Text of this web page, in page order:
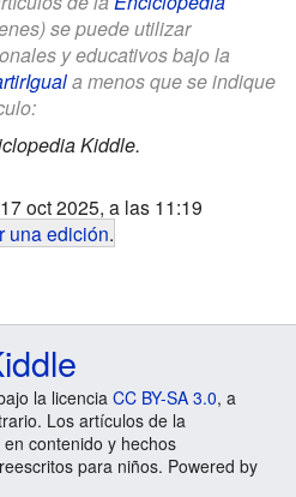
se puede utilizar
y educativos bajo la
a menos que se indique
Kiddle.
oct 2025, a las 11:19
una edición.
la licencia CC BY-SA 3.0, a
Los artículos de la
contenido y hechos
para niños. Powered by